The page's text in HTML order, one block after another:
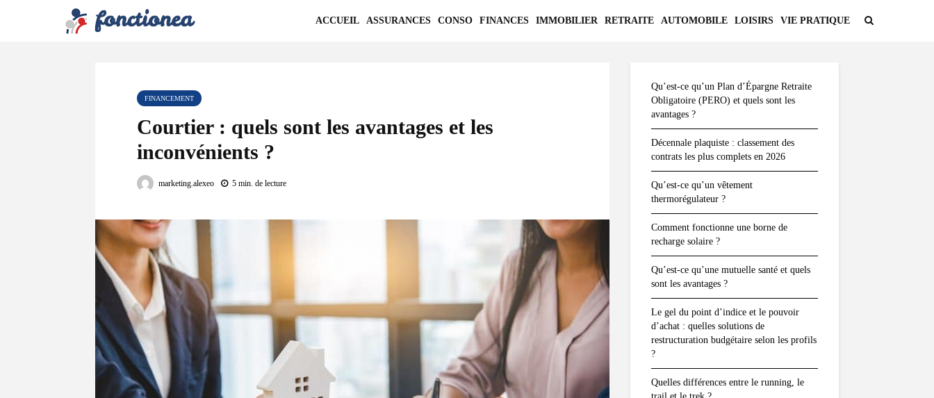
ACCUEIL ASSURANCES CONSO FINANCES IMMOBILIER RETRAITE AUTOMOBILE LOISIRS VIE PRATIQUE
FINANCEMENT
Courtier : quels sont les avantages et les
inconvénients ?
marketing.alexeo 5 min. de lecture
Qu’est-ce qu’un Plan d’Épargne Retraite
Obligatoire (PERO) et quels sont les
avantages ?
Décennale plaquiste : classement des
contrats les plus complets en 2026
Qu’est-ce qu’un vêtement
thermorégulateur ?
Comment fonctionne une borne de
recharge solaire ?
Qu’est-ce qu’une mutuelle santé et quels
sont les avantages ?
Le gel du point d’indice et le pouvoir
d’achat : quelles solutions de
restructuration budgétaire selon les profils
?
Quelles différences entre le running, le